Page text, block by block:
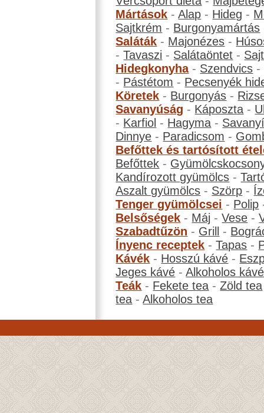
Mártások -Alap - Hideg -
Sajtkrém - Burgonyamártás
Saláták - Majonézes -
-Tavaszi - Salátaöntet -
Hidegkonyha- Szendvics -
- Pástétom - Pecsenyék
Köretek - Burgonyás -
Savanyúság - Káposzta -
- Karfiol - Hagyma -
Dinnye - Paradicsom -
Befőttek és tartósított
Befőttek -
Kandírozott gyümölcs -
Aszalt gyümölcs - Szörp -
Tenger gyümölcsei - Polip
Belsőségek - Máj -Vese -
Szabadtűzön - Grill -
Ínyenc receptek -Tapas -
Kávék - Hosszú kávé -
Jeges kávé -Alkoholos kávé
Teák - Fekete tea -Zöld tea
tea -Alkoholos tea